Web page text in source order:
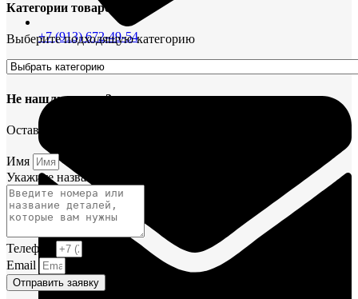
+7 (913) 672-49-54
Категории товаров
Выберите подходящую категорию
Не нашли деталь?
Оставьте заявку и мы постараемся вам помочь.
Имя
Укажите название или номера деталей
Телефон
Email
Отправить заявку